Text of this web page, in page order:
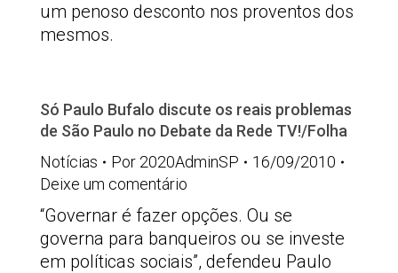
um penoso desconto nos proventos dos
mesmos.
Só Paulo Bufalo discute os reais problemas
de São Paulo no Debate da Rede TV!/Folha
Notícias
Por 2020AdminSP
16/09/2010
Deixe um comentário
“Governar é fazer opções. Ou se
governa para banqueiros ou se investe
em políticas sociais”, defendeu Paulo